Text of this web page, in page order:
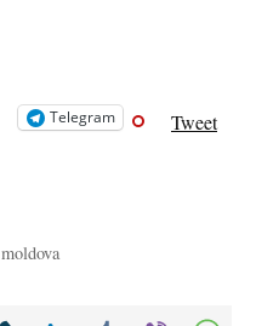
Telegram Tweet